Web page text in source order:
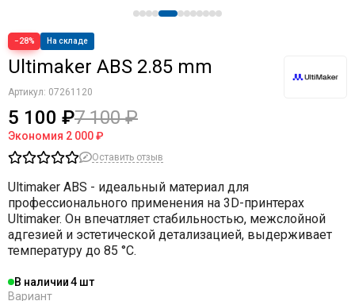
−28% На складе
Ultimaker ABS 2.85 mm
Артикул: 07261120
5 100 ₽7 100 ₽
Экономия 2 000 ₽
Оставить отзыв
Ultimaker ABS - идеальный материал для
профессионального применения на 3D-принтерах
Ultimaker. Он впечатляет стабильностью, межслойной
адгезией и эстетической детализацией, выдерживает
температуру до 85 °C.
В наличии4
Вариант